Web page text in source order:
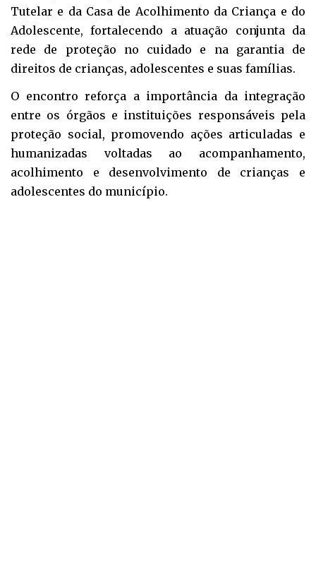
Tutelar e da Casa de Acolhimento da Criança e do
Adolescente, fortalecendo a atuação conjunta da
rede de proteção no cuidado e na garantia de
direitos de crianças, adolescentes e suas famílias.
O encontro reforça a importância da integração
entre os órgãos e instituições responsáveis pela
proteção social, promovendo ações articuladas e
humanizadas voltadas ao acompanhamento,
acolhimento e desenvolvimento de crianças e
adolescentes do município.